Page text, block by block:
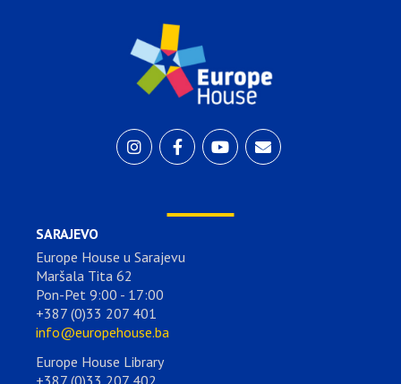
SARAJEVO
Europe House u Sarajevu
Maršala Tita 62
Pon-Pet 9:00 - 17:00
+387 (0)33 207 401
info@europehouse.ba
Europe House Library
+387 (0)33 207 402